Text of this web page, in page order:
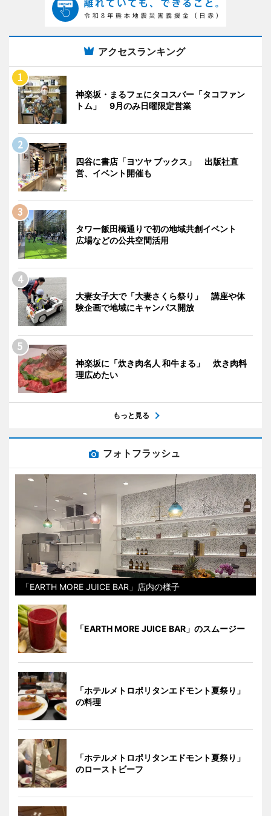
アクセスランキング
神楽坂・まるフェにタコスバー「タコファン
トム」 9月のみ日曜限定営業
四谷に書店「ヨツヤ ブックス」 出版社直
営、イベント開催も
タワー飯田橋通りで初の地域共創イベント
広場などの公共空間活用
大妻女子大で「大妻さくら祭り」 講座や体
験企画で地域にキャンパス開放
神楽坂に「炊き肉名人 和牛まる」 炊き肉料
理広めたい
もっと見る
フォトフラッシュ
「EARTH MORE JUICE BAR」店内の様子
「EARTH MORE JUICE BAR」のスムージー
「ホテルメトロポリタンエドモント夏祭り」
の料理
「ホテルメトロポリタンエドモント夏祭り」
のローストビーフ